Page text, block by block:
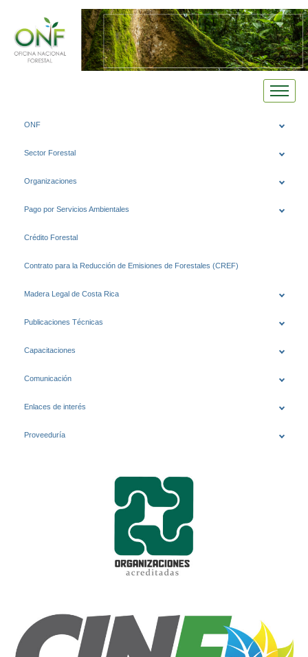
ONF
Sector Forestal
Organizaciones
Pago por Servicios Ambientales
Crédito Forestal
Contrato para la Reducción de Emisiones de Forestales (CREF)
Madera Legal de Costa Rica
Publicaciones Técnicas
Capacitaciones
Comunicación
Enlaces de interés
Proveeduría